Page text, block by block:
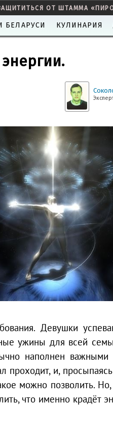
ОТ ШТАММА
БЕЛАРУСИ КУЛИНАРИЯ
Девушки
ужины для всей
наполнен важными
проходит, и,
можно позволить. Но,
что именно крадёт